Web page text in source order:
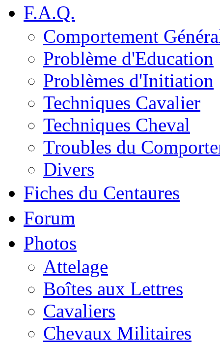
F.A.Q.
Comportement
Problème d'Education
Problèmes d'Initiation
Techniques Cavalier
Techniques Cheval
Troubles du
Divers
Fiches du Centaures
Forum
Photos
Attelage
Boîtes aux Lettres
Cavaliers
Chevaux Militaires